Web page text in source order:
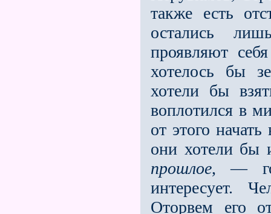
также есть
остались
проявляют
хотелось бы
хотели бы
воплотился в
от этого
они хотели бы
прошлое, —
интересует.
Оторвем его